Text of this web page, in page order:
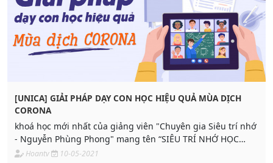
[UNICA] GIẢI PHÁP DẠY CON HỌC HIỆU QUẢ MÙA DỊCH
CORONA
khoá học mới nhất của giảng viên "Chuyên gia Siêu trí nhớ
- Nguyễn Phùng Phong" mang tên “SIÊU TRÍ NHỚ HỌC
ĐƯỜNG”
Hoantv 10-05-2021